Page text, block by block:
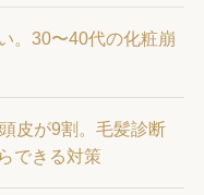
。30〜40代の化粧崩
皮が9割。毛髪診断
できる対策